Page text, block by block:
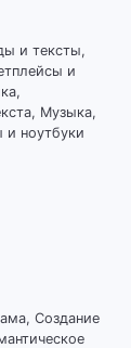
и тексты,
и
Музыка,
и ноутбуки
Создание